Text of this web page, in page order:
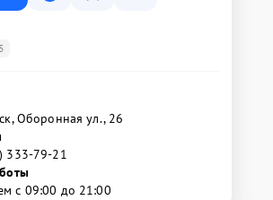
Оборонная ул., 26
333-79-21
с 09:00 до 21:00